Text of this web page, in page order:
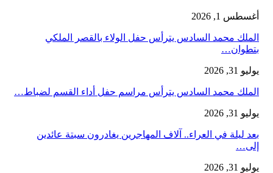
أغسطس 1, 2026
الملك محمد السادس يترأس حفل الولاء بالقصر الملكي
بتطوان…
يوليو 31, 2026
الملك محمد السادس يترأس مراسم حفل أداء القسم لضباط…
يوليو 31, 2026
بعد ليلة في العراء.. آلاف المهاجرين يغادرون سبتة عائدين
إلى…
يوليو 31, 2026